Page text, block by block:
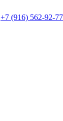
+7 (916) 562-92-77